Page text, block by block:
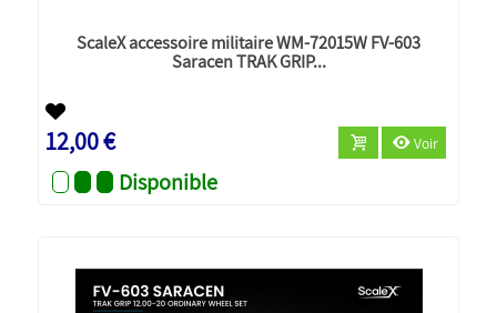
ScaleX accessoire militaire WM-72015W FV-603
Saracen TRAK GRIP...
12,00 € Voir
Disponible